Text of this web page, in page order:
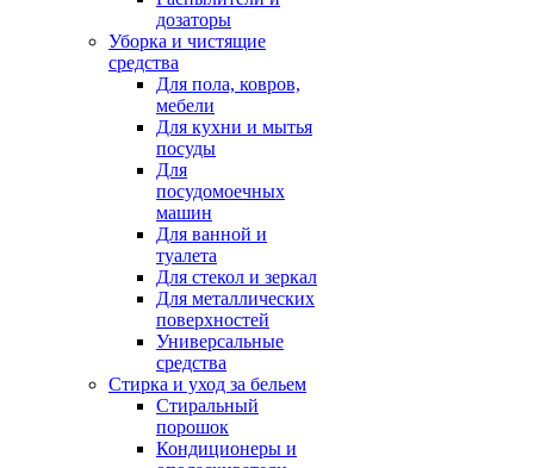
дозаторы
Уборка и чистящие
средства
Для пола, ковров,
мебели
Для кухни и мытья
посуды
Для
посудомоечных
машин
Для ванной и
туалета
Для стекол и зеркал
Для металлических
поверхностей
Универсальные
средства
Стирка и уход за бельем
Стиральный
порошок
Кондиционеры и